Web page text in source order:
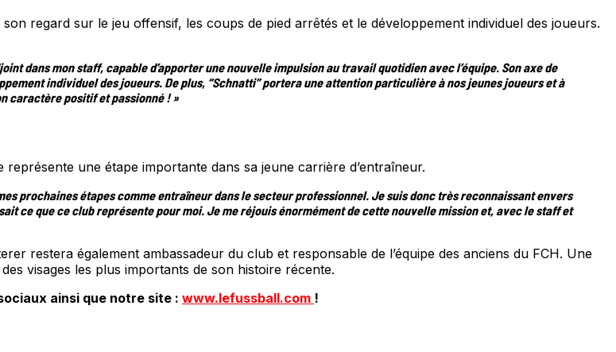
regard sur le jeu offensif, les coups de pied arrêtés et le développement individuel des joueurs.
dans mon staff, capable d’apporter une nouvelle impulsion au travail quotidien avec l’équipe. Son axe de
individuel des joueurs. De plus, “Schnatti” portera une attention particulière à nos jeunes joueurs et à
caractère positif et passionné ! »
une étape importante dans sa jeune carrière d’entraîneur.
prochaines étapes comme entraîneur dans le secteur professionnel. Je suis donc très reconnaissant envers
ce que ce club représente pour moi. Je me réjouis énormément de cette nouvelle mission et, avec le staff et
restera également ambassadeur du club et responsable de l’équipe des anciens du FCH. Une
visages les plus importants de son histoire récente.
ainsi que notre site : www.lefussball.com !